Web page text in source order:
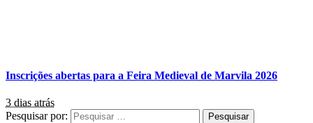
Inscrições abertas para a Feira Medieval de Marvila 2026
3 dias atrás
Pesquisar por: